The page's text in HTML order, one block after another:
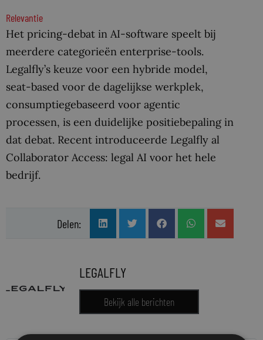
Relevantie
Het pricing-debat in AI-software speelt bij
meerdere categorieën enterprise-tools.
Legalfly’s keuze voor een hybride model,
seat-based voor de dagelijkse werkplek,
consumptiegebaseerd voor agentic
processen, is een duidelijke positiebepaling in
dat debat. Recent introduceerde Legalfly al
Collaborator Access: legal AI voor het hele
bedrijf.
Delen:
LEGALFLY
Bekijk alle berichten